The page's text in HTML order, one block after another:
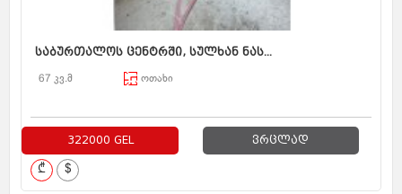
საბურთალოს ცენტრში, სულხან ნას...
67 კვ.მ ოთახი
322000 GEL ვრცლად
₾ $